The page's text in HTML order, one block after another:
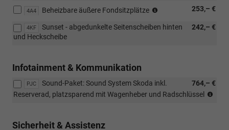
4A4 253,– €
Beheizbare äußere Fondsitzplätze
mit
4KF 242,– €
Sunset - abgedunkelte Seitenscheiben hinten
und Heckscheibe
Infotainment & Kommunikation
PJC 764,– €
Sound-Paket: Sound System Skoda inkl.
Reserverad, platzsparend mit Wagenheber und Radschlüssel
Sicherheit & Assistenz